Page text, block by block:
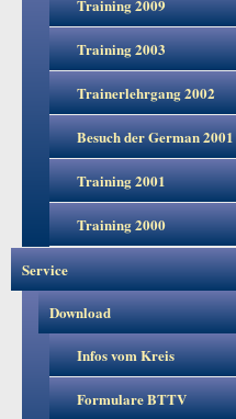
Training 2009
Training 2003
Trainerlehrgang 2002
Besuch der German 2001
Training 2001
Training 2000
Service
Download
Infos vom Kreis
Formulare BTTV